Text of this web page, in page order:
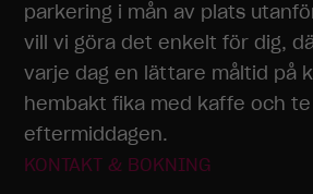
parkering i mån av plats
vill vi göra det enkelt för dig,
varje dag en lättare måltid på
hembakt fika med kaffe och
eftermiddagen.
KONTAKT & BOKNING